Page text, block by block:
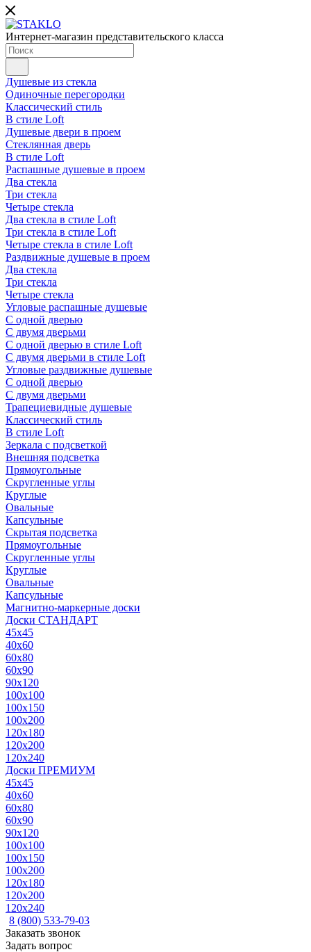
Интернет-магазин представительского класса
Душевые из стекла
Одиночные перегородки
Классический стиль
В стиле Loft
Душевые двери в проем
Стеклянная дверь
В стиле Loft
Распашные душевые в проем
Два стекла
Три стекла
Четыре стекла
Два стекла в стиле Loft
Три стекла в стиле Loft
Четыре стекла в стиле Loft
Раздвижные душевые в проем
Два стекла
Три стекла
Четыре стекла
Угловые распашные душевые
С одной дверью
С двумя дверьми
С одной дверью в стиле Loft
С двумя дверьми в стиле Loft
Угловые раздвижные душевые
С одной дверью
С двумя дверьми
Трапециевидные душевые
Классический стиль
В стиле Loft
Зеркала с подсветкой
Внешняя подсветка
Прямоугольные
Скругленные углы
Круглые
Овальные
Капсульные
Скрытая подсветка
Прямоугольные
Скругленные углы
Круглые
Овальные
Капсульные
Магнитно-маркерные доски
Доски СТАНДАРТ
45x45
40x60
60x80
60x90
90x120
100x100
100x150
100x200
120x180
120x200
120x240
Доски ПРЕМИУМ
45x45
40x60
60x80
60x90
90x120
100x100
100x150
100x200
120x180
120x200
120x240
8 (800) 533-79-03
Заказать звонок
Задать вопрос